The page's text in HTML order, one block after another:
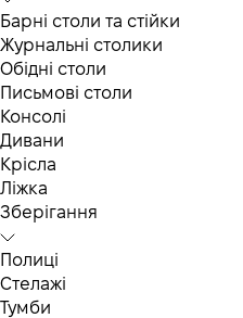
Барні столи та стійки
Журнальні столики
Обідні столи
Письмові столи
Консолі
Дивани
Крісла
Ліжка
Зберігання
Полиці
Стелажі
Тумби